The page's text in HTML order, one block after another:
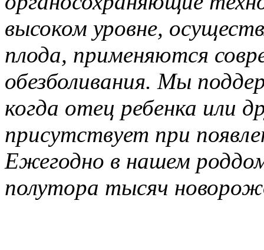
высоком уровне,
плода, применяются
обезболивания. Мы
когда отец ребенка или
присутствует при
Ежегодно в нашем
полутора тысяч